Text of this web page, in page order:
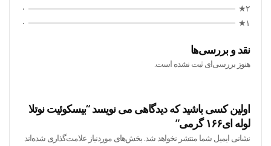
۲★
۰
۱★
۰
نقد و بررسی‌ها
هنوز بررسی‌ای ثبت نشده است.
اولین کسی باشید که دیدگاهی می نویسد “بیسکوئیت نوتلا
لوله ای۱۶۶ گرمی”
نشانی ایمیل شما منتشر نخواهد شد. بخش‌های موردنیاز علامت‌گذاری شده‌اند